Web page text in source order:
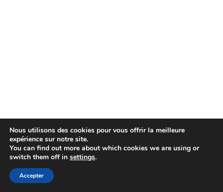
Webdesign & développement par Paf!
Nous utilisons des cookies pour vous offrir la meilleure
expérience sur notre site.
You can find out more about which cookies we are using or
switch them off in settings.
Accepter